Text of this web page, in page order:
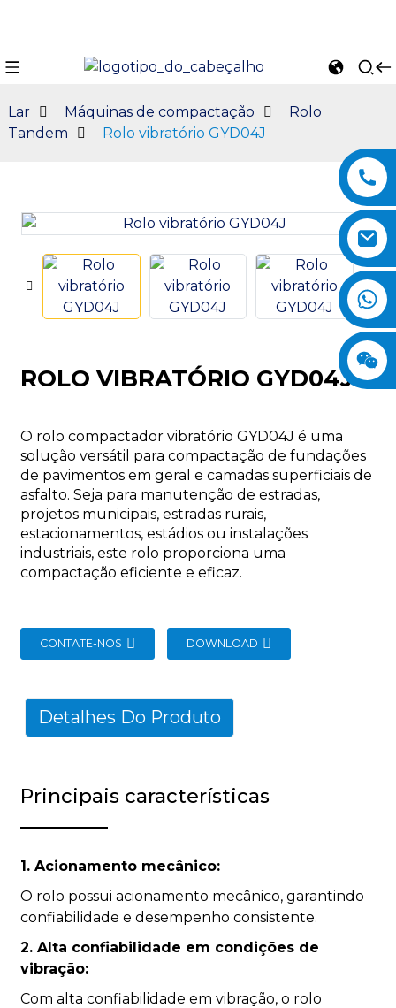
Lar Máquinas de compactação
Rolo
Tandem
Rolo vibratório GYD04J
ROLO VIBRATÓRIO GYD04J
O rolo compactador vibratório GYD04J é uma
solução versátil para compactação de fundações
de pavimentos em geral e camadas superficiais de
asfalto. Seja para manutenção de estradas,
projetos municipais, estradas rurais,
estacionamentos, estádios ou instalações
industriais, este rolo proporciona uma
compactação eficiente e eficaz.
CONTATE-NOS DOWNLOAD
Detalhes Do Produto
Principais características
1. Acionamento mecânico:
O rolo possui acionamento mecânico, garantindo
confiabilidade e desempenho consistente.
2. Alta confiabilidade em condições de
vibração:
Com alta confiabilidade em vibração, o rolo